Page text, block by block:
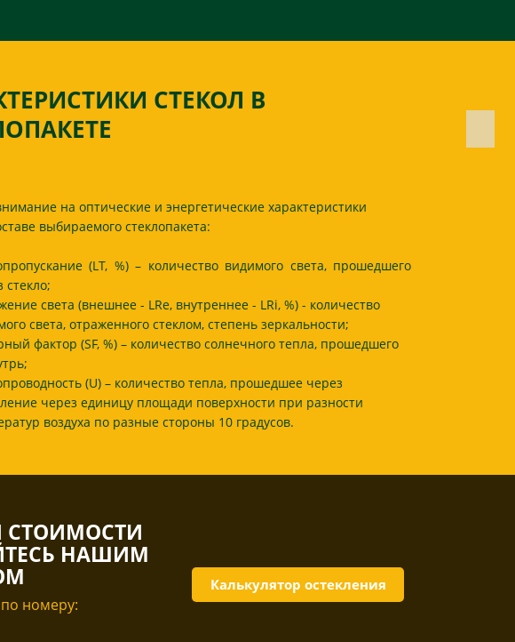
СТЕКОЛ В
на оптические и энергетические характеристики
выбираемого стеклопакета:
(LT, %) – количество видимого света, прошедшего
стекло;
света (внешнее - LRe, внутреннее - LRi, %) - количество
света, отраженного стеклом, степень зеркальности;
фактор (SF, %) – количество солнечного тепла, прошедшего
(U) – количество тепла, прошедшее через
через единицу площади поверхности при разности
воздуха по разные стороны 10 градусов.
СТОИМОСТИ
НАШИМ
номеру:
Калькулятор остекления